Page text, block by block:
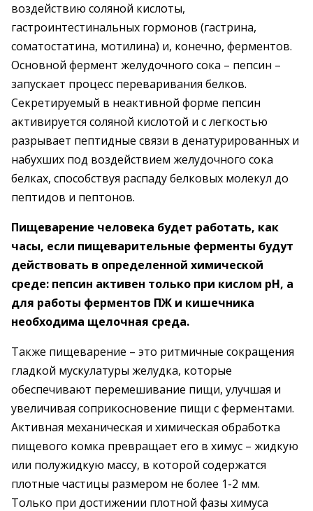
воздействию соляной кислоты,
гастроинтестинальных гормонов (гастрина,
соматостатина, мотилина) и, конечно, ферментов.
Основной фермент желудочного сока – пепсин –
запускает процесс переваривания белков.
Секретируемый в неактивной форме пепсин
активируется соляной кислотой и с легкостью
разрывает пептидные связи в денатурированных и
набухших под воздействием желудочного сока
белках, способствуя распаду белковых молекул до
пептидов и пептонов.
Пищеварение человека будет работать, как
часы, если пищеварительные ферменты будут
действовать в определенной химической
среде: пепсин активен только при кислом рН, а
для работы ферментов ПЖ и кишечника
необходима щелочная среда.
Также пищеварение – это ритмичные сокращения
гладкой мускулатуры желудка, которые
обеспечивают перемешивание пищи, улучшая и
увеличивая соприкосновение пищи с ферментами.
Активная механическая и химическая обработка
пищевого комка превращает его в химус – жидкую
или полужидкую массу, в которой содержатся
плотные частицы размером не более 1-2 мм.
Только при достижении плотной фазы химуса